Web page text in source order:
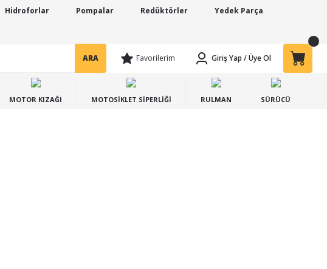
Hidroforlar Pompalar Redüktörler Yedek Parça
ARA Favorilerim Giriş Yap /Üye Ol
MOTOR KIZAĞI MOTOSİKLET SİPERLİĞİ RULMAN SÜRÜCÜ